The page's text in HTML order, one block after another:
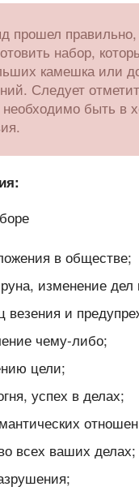
прошел
набор,
камешка или
Следует
быть в
в обществе;
изменение
везения и
чему-либо;
цели;
успех в делах;
всех ваших делах;